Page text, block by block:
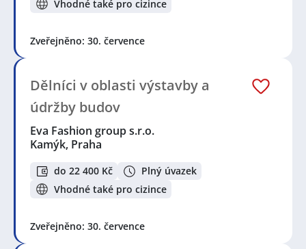
Vhodné také pro cizince
Zveřejněno: 30. července
Dělníci v oblasti výstavby a
údržby budov
Eva Fashion group s.r.o.
Kamýk, Praha
do 22 400 Kč
Plný úvazek
Vhodné také pro cizince
Zveřejněno: 30. července